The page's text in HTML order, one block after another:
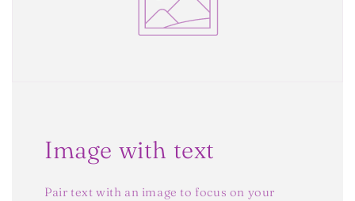
Image with text
Pair text with an image to focus on your